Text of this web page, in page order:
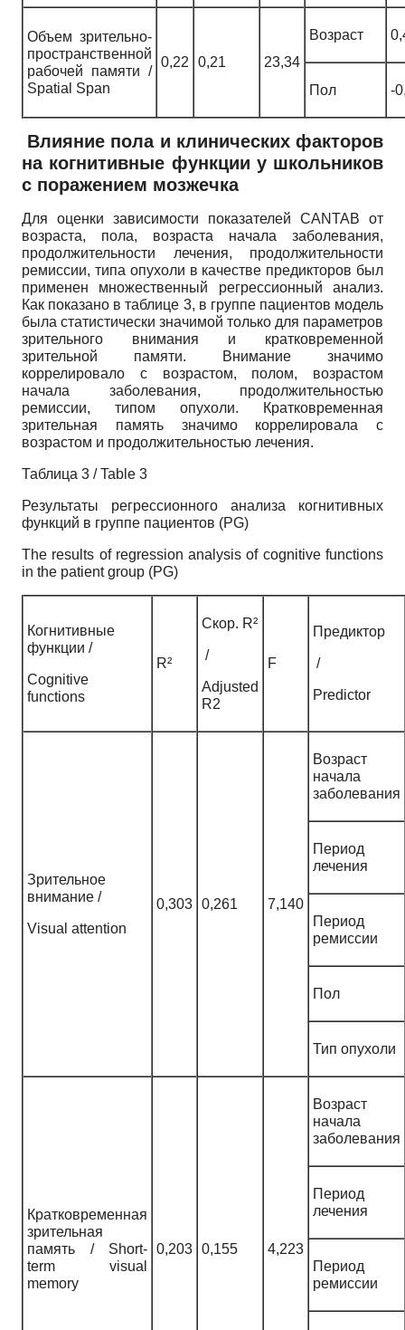
Объем зрительно-
пространственной
рабочей памяти /
Spatial Span
0,22 0,21 23,34
Возраст
Пол -
Влияние пола и клинических факторов
на когнитивные функции у школьников
с поражением мозжечка
Для оценки зависимости показателей CANTAB от
возраста, пола, возраста начала заболевания,
продолжительности лечения, продолжительности
ремиссии, типа опухоли в качестве предикторов был
применен множественный регрессионный анализ.
Как показано в таблице 3, в группе пациентов модель
была статистически значимой только для параметров
зрительного внимания и кратковременной
зрительной памяти. Внимание значимо
коррелировало с возрастом, полом, возрастом
начала заболевания, продолжительностью
ремиссии, типом опухоли. Кратковременная
зрительная память значимо коррелировала с
возрастом и продолжительностью лечения.
Таблица 3 / Table 3
Результаты регрессионного анализа когнитивных
функций в группе пациентов (PG)
The results of regression analysis of cognitive functions
in the patient group (PG)
Когнитивные
функции /
Cognitive
functions
R²
Скор. R²
/
Adjusted
R2
F
Предиктор
/
Predictor
Зрительное
внимание /
Visual attention
0,303 0,261 7,140
Возраст
начала
заболевания
Период
лечения
Период
ремиссии
Пол
Тип опухоли
Кратковременная
зрительная
память / Short-
term visual
memory
0,203 0,155 4,223
Возраст
начала
заболевания
Период
лечения
Период
ремиссии